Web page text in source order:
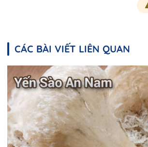
CÁC BÀI VIẾT LIÊN QUAN